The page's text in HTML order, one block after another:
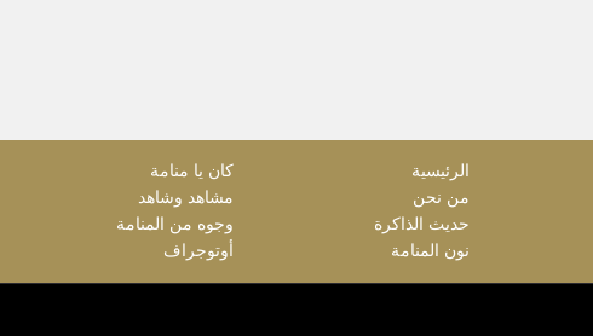
الرئيسية
من نحن
حديث الذاكرة
نون المنامة
كان يا منامة
مشاهد وشاهد
وجوه من المنامة
أوتوجراف